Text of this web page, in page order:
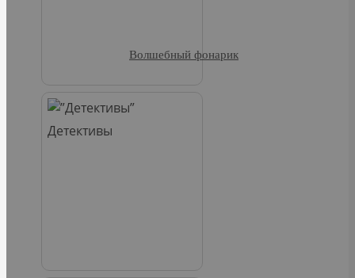
Детективы
Волшебный фонарик